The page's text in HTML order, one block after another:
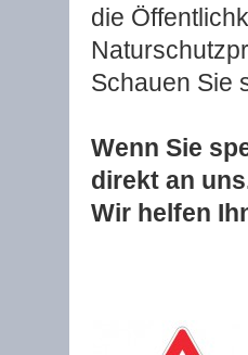
die
Schauen Sie
Wenn Sie
direkt an
Wir helfen